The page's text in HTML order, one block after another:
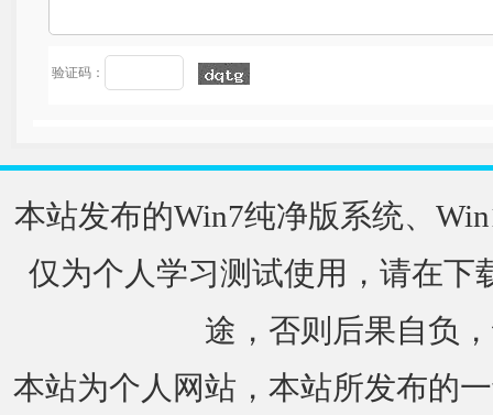
验证码：
本站发布的Win7纯净版系统、
仅为个人学习测试使用，请在下
途，否则后果自负
本站为个人网站，本站所发布的